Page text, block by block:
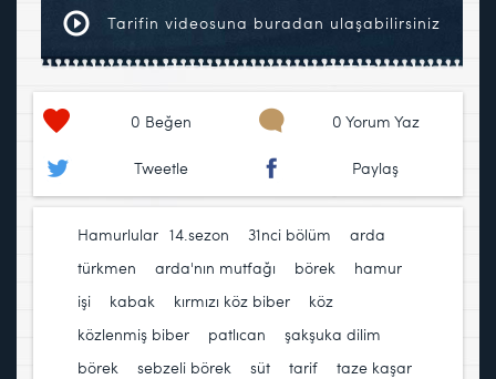
Tarifin videosuna buradan ulaşabilirsiniz
0 Beğen 0 Yorum Yaz
Tweetle Paylaş
Hamurlular 14.sezon 31nci bölüm
arda
türkmen
arda'nın mutfağı börek
hamur
işi
kabak kırmızı köz biber köz
közlenmiş biber
patlıcan
şakşuka dilim
börek
sebzeli börek süt tarif
taze kaşar